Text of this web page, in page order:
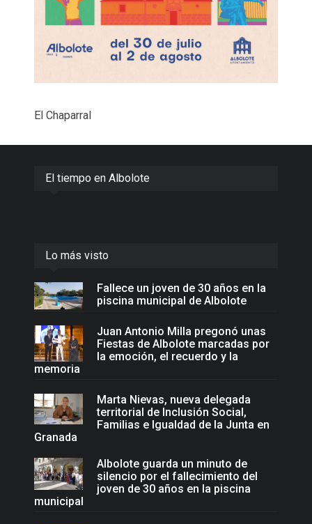
El Chaparral
El tiempo en Albolote
Lo más visto
Fallece un joven de 30 años en la
piscina municipal de Albolote
Juan Antonio Milla pregonó unas
Fiestas de Albolote marcadas por
la emoción, el recuerdo y la
memoria
Marta Nievas, nueva delegada
territorial de Inclusión Social,
Familias e Igualdad de la Junta en
Granada
Albolote guarda un minuto de
silencio por el fallecimiento del
joven de 30 años en la piscina
municipal